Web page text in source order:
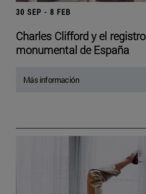
30 SEP - 8 FEB
Charles Clifford y el registro
monumental de España
Más información